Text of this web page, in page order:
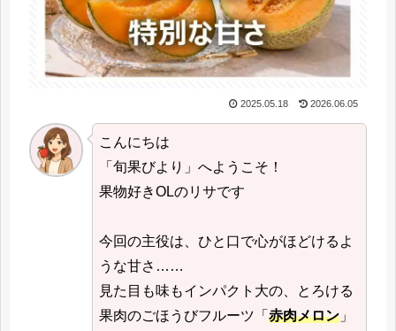
2025.05.18 2026.06.05
こんにちは
「旬果びより」へようこそ！
果物好きOLのリサです
今回の主役は、ひと口で心がほどけるよ
うな甘さ……
見た目も味もインパクト大の、とろける
果肉のごほうびフルーツ「赤肉メロン 」